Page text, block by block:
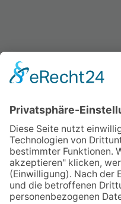
nevoLAB GmbH
Am Gehrenbach 8